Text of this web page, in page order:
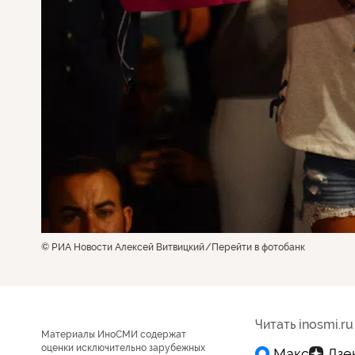
© РИА Новости Алексей Витвицкий Перейти в фотобанк
Материалы ИноСМИ содержат
оценки исключительно зарубежных
Читать inosmi.ru